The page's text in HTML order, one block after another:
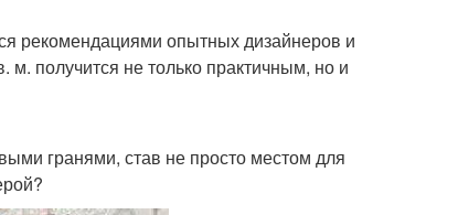
рекомендациями опытных дизайнеров и
получится не только практичным, но и
гранями, став не просто местом для